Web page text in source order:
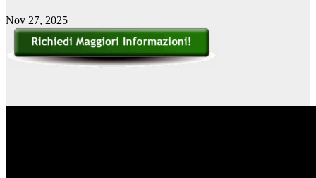
Nov 27, 2025